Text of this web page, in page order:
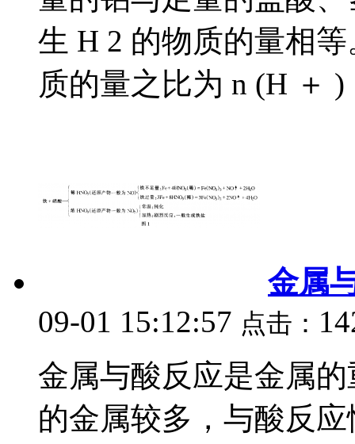
生 H 2 的物质的量相
质的量之比为 n (H ＋ )
金属
09-01 15:12:57 点击：
金属与酸反应是金属
的金属较多，与酸反